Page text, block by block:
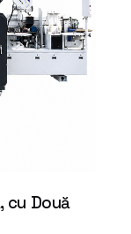
cu Două